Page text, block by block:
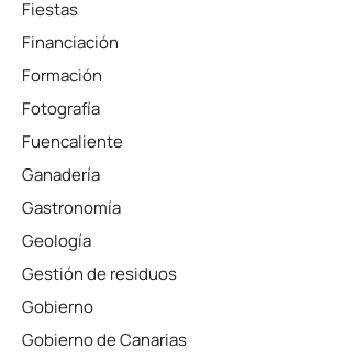
Fiestas
Financiación
Formación
Fotografía
Fuencaliente
Ganadería
Gastronomía
Geología
Gestión de residuos
Gobierno
Gobierno de Canarias